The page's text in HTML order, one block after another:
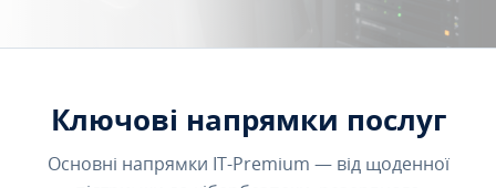
Ключові напрямки послуг
Основні напрямки IT-Premium — від щоденної